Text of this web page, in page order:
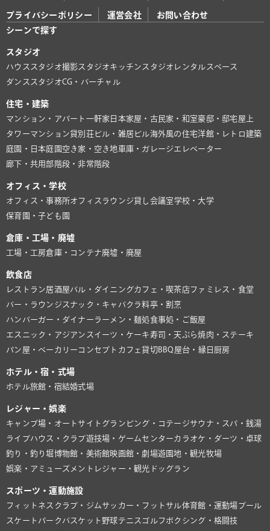
プライバシーポリシー 運営会社
お問い合わせ
シーンで探す
スタジオ
ハウススタジオ撮影スタジオキッチンスタジオ レンタルスペース
ダンススタジオCG・バーチャル
住宅・建築
マンション・アパート 一軒家 日本家屋・古民家・和室豪邸・邸宅屋上
タワーマンション貸別荘ビル・雑居ビル海外風の住宅洋館・レトロ建築
庭園・日本庭園 空き家・空き地 車庫・ガレージ エレベーター
廊下・共用部 階段・非常階段
オフィス・学校
オフィス・事務所オフィスラウンジ貸し会議室学校・大学
保育園・子ども園
倉庫・工場・廃墟
工場・工房倉庫・コンテナ廃墟・廃屋
飲食店
レストラン居酒屋バル・ダイニングカフェ・喫茶店ファミレス・食堂
バー・ラウンジ スナック・キャバクラ料亭・割烹
ハンバーガー・ダイナーラーメン・麺処食事処・ご飯屋
エスニック・アジアン スイーツ・ケーキ寿司・天ぷら焼肉・ステーキ
パン屋・ベーカリー コンセプトカフェ貸切BBQ 屋台・縁日 厨房
ホテル・宿・式場
ホテル旅館・宿結婚式場
レジャー・娯楽
キャンプ場・オートサイト グランピング・コテージサウナ・スパ・銭湯
ライブハウス・クラブ遊技場・ゲームセンターカラオケ・ダーツ・卓球
釣り・釣り堀博物館・美術館映画館・劇場遊園地・観光牧場
娯楽・アミューズメント レジャー・観光 ドッグラン
スポーツ・運動施設
フィットネスクラブ・ジム サッカー・フットサル体育館・運動場プール
スケートパーク バスケット 野球テニス ゴルフ ボクシング・格闘技